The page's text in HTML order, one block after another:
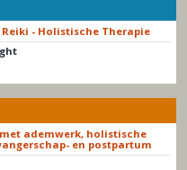
- Holistische Therapie
ademwerk, holistische
en postpartum